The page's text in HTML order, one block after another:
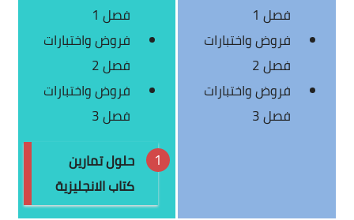
فصل 1
فروض واختبارات
فصل 2
فروض واختبارات
فصل 3
فصل 1
فروض واختبارات
فصل 2
فروض واختبارات
فصل 3
حلول تمارين
كتاب الانجليزية